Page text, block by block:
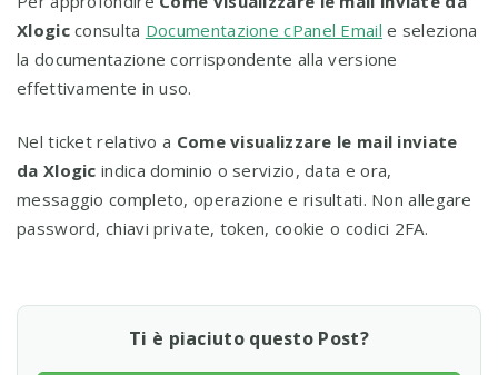
Xlogicconsulta Documentazione cPanel Email e seleziona
la documentazione corrispondente alla versione
effettivamente in uso.
Nel ticket relativo a Come visualizzare le mail inviate
da Xlogic indica dominio o servizio, data e ora,
messaggio completo, operazione e risultati. Non allegare
password, chiavi private, token, cookie o codici 2FA.
Ti è piaciuto questo Post?